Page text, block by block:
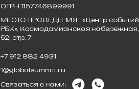
ОГРН 1157746899991
МЕСТО ПРОВЕДЕНИЯ - «Центр событий
РБК», Космодамианская набережная,
52, стр. 7
+7 912 882 4931
1@globalsummit.ru
Связаться с нами: